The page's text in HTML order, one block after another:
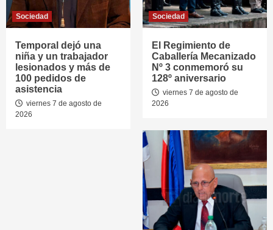
Sociedad
Temporal dejó una
niña y un trabajador
lesionados y más de
100 pedidos de
asistencia
viernes 7 de agosto de
2026
Sociedad
El Regimiento de
Caballería Mecanizado
Nº 3 conmemoró su
128º aniversario
viernes 7 de agosto de
2026